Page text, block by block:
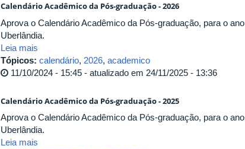
Calendário Acadêmico da Pós-graduação - 2026
Aprova o Calendário Acadêmico da Pós-graduação, para o
Uberlândia.
Leia mais
Tópicos: calendário, 2026, academico
11/10/2024 - 15:45 - atualizado em 24/11/2025 - 13:36
Calendário Acadêmico da Pós-graduação - 2025
Aprova o Calendário Acadêmico da Pós-graduação, para o
Uberlândia.
Leia mais